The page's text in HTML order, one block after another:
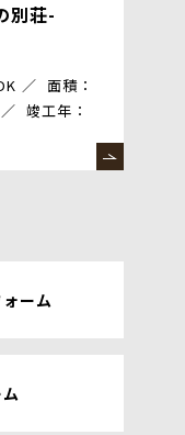
別荘-
面積：
竣工年：
ーム